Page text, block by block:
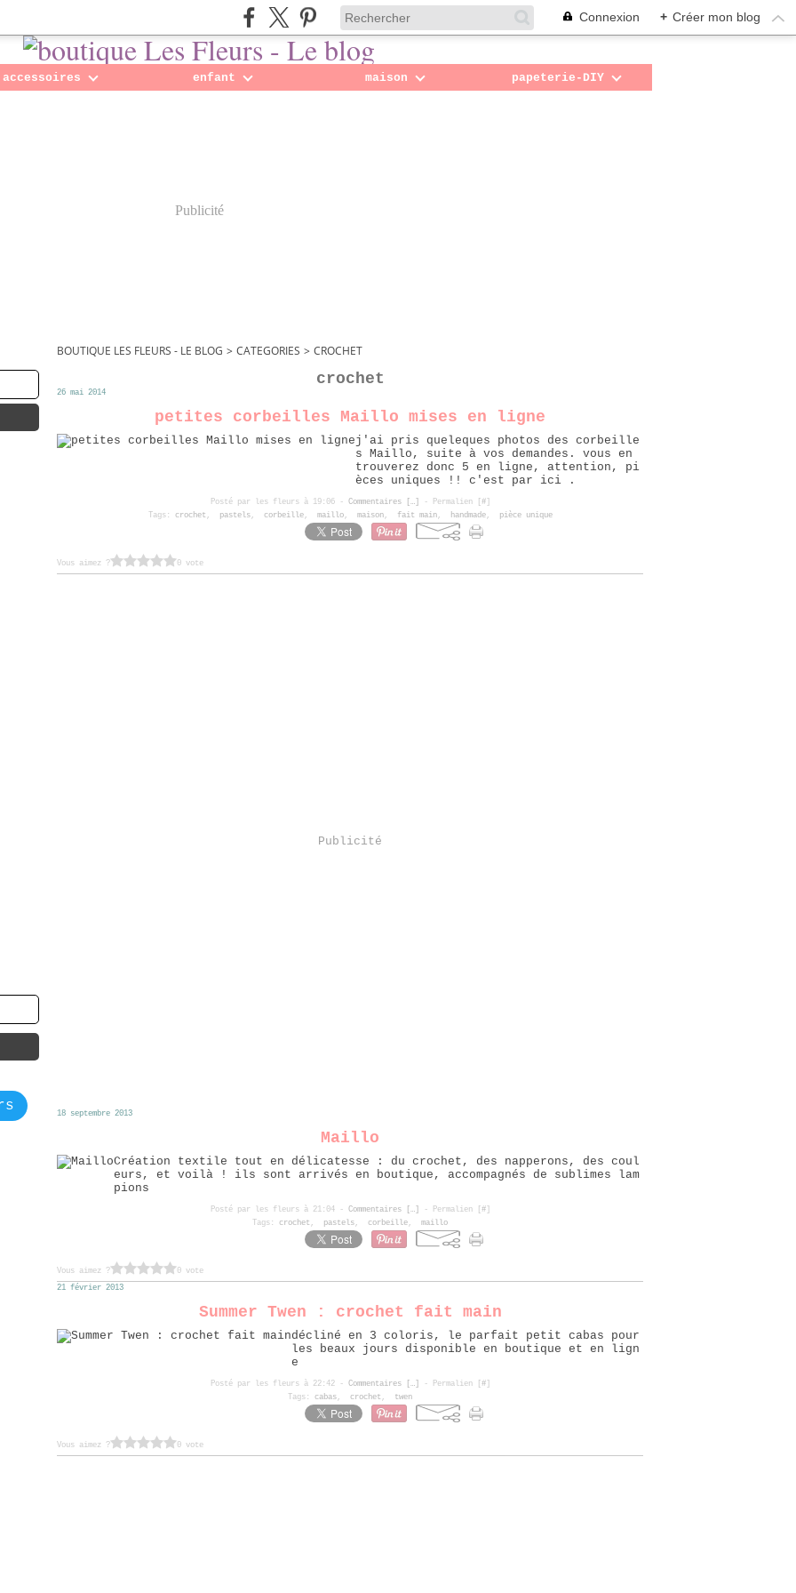
Connexion + Créer mon blog
accessoires enfant maison papeterie-DIY
Publicité
BOUTIQUE LES FLEURS - LE BLOG > CATEGORIES > CROCHET
crochet
26 mai 2014
petites corbeilles Maillo mises en ligne
j'ai pris queleques photos des corbeille
s Maillo, suite à vos demandes. vous en
trouverez donc 5 en ligne, attention, pi
èces uniques !! c'est par ici .
Posté par les fleurs à 19:06 - Commentaires [ …] - Permalien [ #]
Tags: crochet , pastels, corbeille, maillo, maison, fait main, handmade, pièce unique
Vous aimez ? 0 vote
Publicité
18 septembre 2013
Maillo
Création textile tout en délicatesse : du crochet, des napperons, des coul
eurs, et voilà ! ils sont arrivés en boutique, accompagnés de sublimes lam
pions
Posté par les fleurs à 21:04 - Commentaires [ …] - Permalien [ #]
Tags: crochet , pastels, corbeille, maillo
Vous aimez ?
0 vote
21 février 2013
Summer Twen : crochet fait main
décliné en 3 coloris, le parfait petit cabas pour
les beaux jours disponible en boutique et en lign
e
Posté par les fleurs à 22:42 - Commentaires [ …] - Permalien [ #]
Tags: cabas, crochet , twen
Vous aimez ? 0 vote